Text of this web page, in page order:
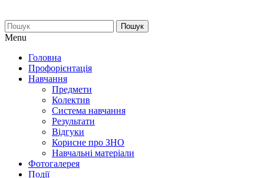
Пошук
Menu
Головна
Профорієнтація
Навчання
Предмети
Колектив
Система навчання
Результати
Відгуки
Корисне про ЗНО
Навчальні матеріали
Фотогалерея
Події